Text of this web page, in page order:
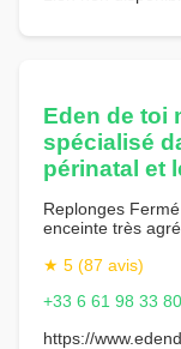
Eden de toi
spécialisé
périnatal et
Replonges
enceinte très
★ 5 (87 avis)
+33 6 61 98 33 80
https://